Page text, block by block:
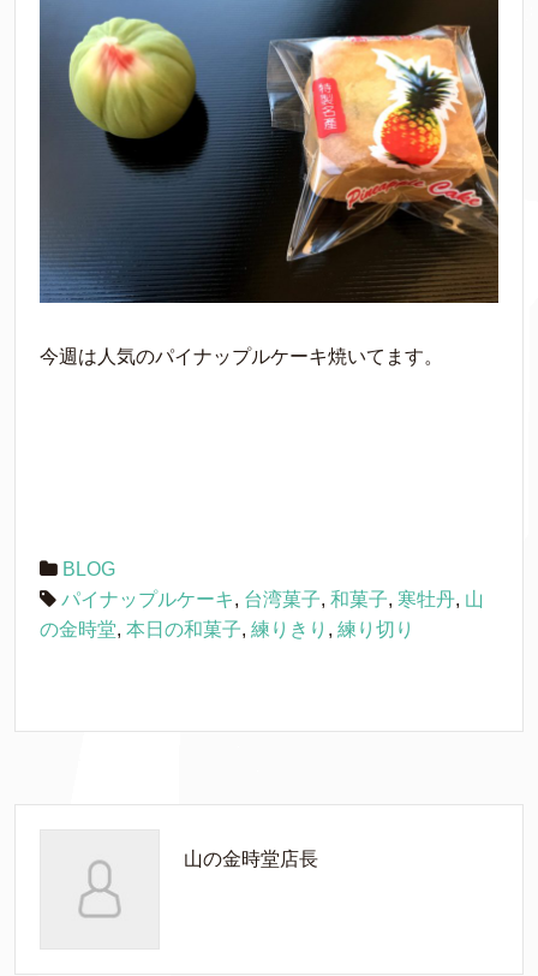
今週は人気のパイナップルケーキ焼いてます。
BLOG
パイナップルケーキ, 台湾菓子, 和菓子, 寒牡丹, 山
の金時堂, 本日の和菓子, 練りきり , 練り切り
山の金時堂店長